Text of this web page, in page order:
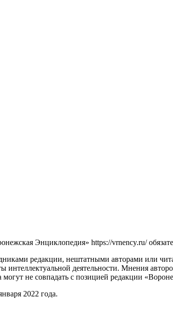
Энциклопедия» https://vrnency.ru/
редакции, нештатными авторами или
интеллектуальной деятельности. Мнения
не совпадать с позицией редакции
2022 года.